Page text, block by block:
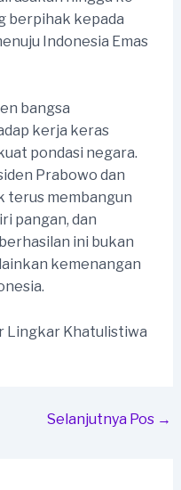
berpihak kepada
Indonesia Emas
bangsa
kerja keras
pondasi negara.
Prabowo dan
terus membangun
pangan, dan
ini bukan
kemenangan
Lingkar Khatulistiwa
Selanjutnya Pos →